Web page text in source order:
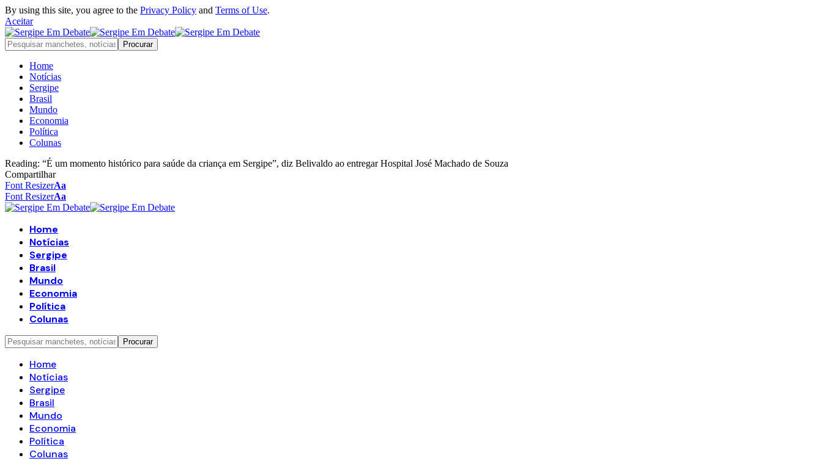
By using this site, you agree to the Privacy Policy and Terms of Use.
Aceitar
Home
Notícias
Sergipe
Brasil
Mundo
Economia
Política
Colunas
Reading: “É um momento histórico para saúde da criança em Sergipe”, diz Belivaldo ao entregar Hospital José Machado de Souza
Compartilhar
Font ResizerAa
Font ResizerAa
Home
Notícias
Sergipe
Brasil
Mundo
Economia
Política
Colunas
Home
Notícias
Sergipe
Brasil
Mundo
Economia
Política
Colunas